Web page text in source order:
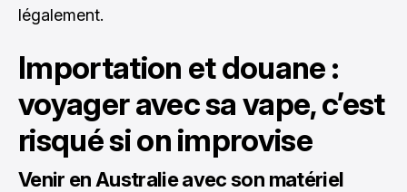
légalement.
Importation et douane :
voyager avec sa vape, c’est
risqué si on improvise
Venir en Australie avec son matériel